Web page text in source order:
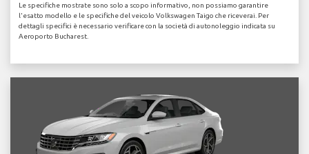
Le specifiche mostrate sono solo a scopo informativo, non possiamo garantire
l'esatto modello e le specifiche del veicolo Volkswagen Taigo che riceverai. Per
dettagli specifici è necessario verificare con la società di autonoleggio indicata su
Aeroporto Bucharest.